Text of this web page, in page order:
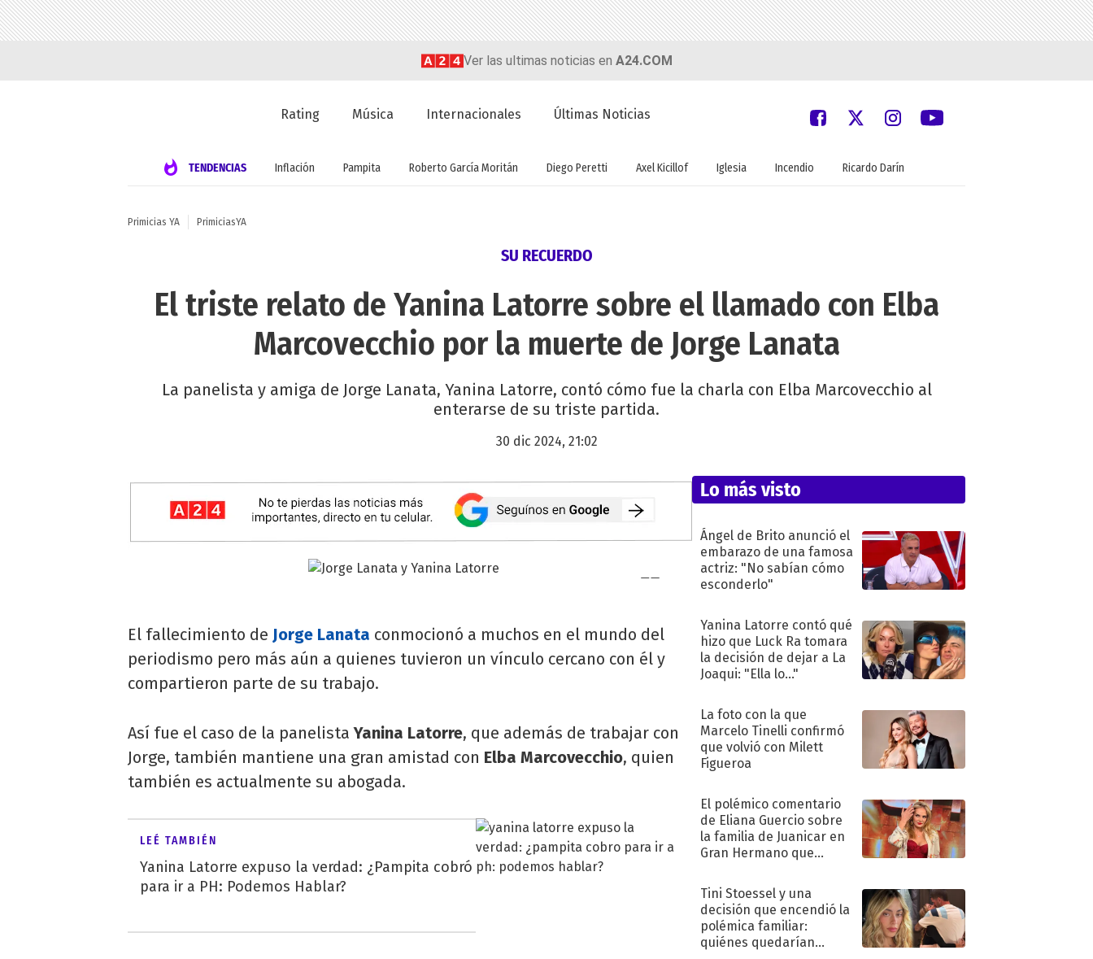
Ver las ultimas noticias en A24.COM
Rating Música Internacionales Últimas Noticias
TENDENCIAS Inflación Pampita Roberto García Moritán Diego Peretti Axel Kicillof Iglesia Incendio Ricardo Darín
Primicias YA PrimiciasYA
SU RECUERDO
El triste relato de Yanina Latorre sobre el llamado con Elba
Marcovecchio por la muerte de Jorge Lanata
La panelista y amiga de Jorge Lanata, Yanina Latorre, contó cómo fue la charla con Elba Marcovecchio al
enterarse de su triste partida.
30 dic 2024, 21:02
El fallecimiento de Jorge Lanata conmocionó a muchos en el mundo del
periodismo pero más aún a quienes tuvieron un vínculo cercano con él y
compartieron parte de su trabajo.
Así fue el caso de la panelistaYanina Latorre, que además de trabajar con
Jorge, también mantiene una gran amistad con Elba Marcovecchio, quien
también es actualmente su abogada.
LEÉ TAMBIÉN
Yanina Latorre expuso la verdad: ¿Pampita cobró
para ir a PH: Podemos Hablar?
Lo más visto
Ángel de Brito anunció el
embarazo de una famosa
actriz: "No sabían cómo
esconderlo"
Yanina Latorre contó qué
hizo que Luck Ra tomara
la decisión de dejar a La
Joaqui: "Ella lo..."
La foto con la que
Marcelo Tinelli confirmó
que volvió con Milett
Figueroa
El polémico comentario
de Eliana Guercio sobre
la familia de Juanicar en
Gran Hermano que
Tini Stoessel y una
decisión que encendió la
polémica familiar:
quiénes quedarían